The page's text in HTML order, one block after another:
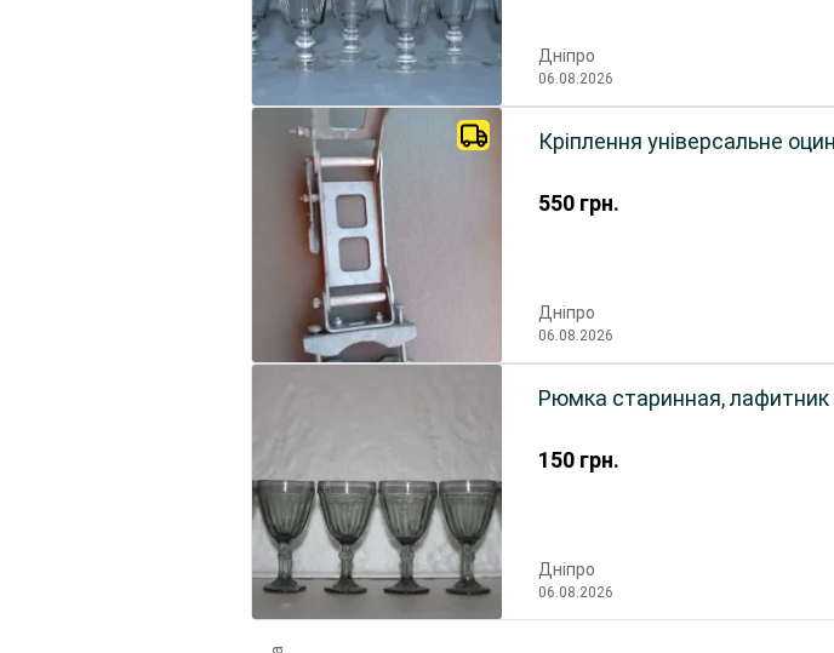
Дніпро
06.08.2026
550 грн.
Кріплення універсальне
Дніпро
06.08.2026
150 грн.
Рюмка старинная, лафитник
Дніпро
06.08.2026